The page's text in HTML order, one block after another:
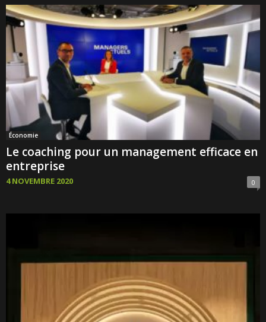
Économie
Le coaching pour un management efficace en
entreprise
4 NOVEMBRE 2020 0